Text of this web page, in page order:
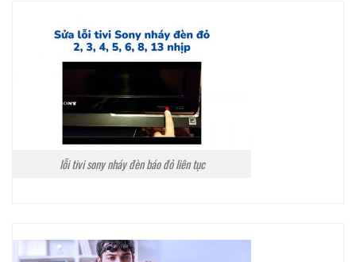
lỗi tivi sony nháy đèn báo đỏ liên tục